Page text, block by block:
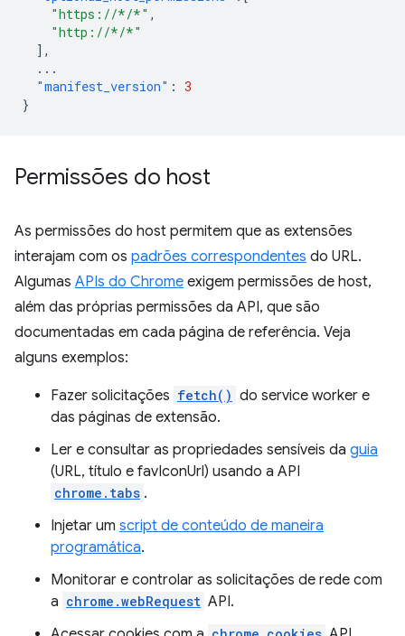
"https://*/*" ,
"http://*/*"
],
...
"manifest_version" : 3
}
Permissões do host
As permissões do host permitem que as extensões
interajam com os padrões correspondentes do URL.
Algumas APIs do Chrome exigem permissões de host,
além das próprias permissões da API, que são
documentadas em cada página de referência. Veja
alguns exemplos:
Fazer solicitações fetch() do service worker e
das páginas de extensão.
Ler e consultar as propriedades sensíveis da guia
(URL, título e favIconUrl) usando a API
chrome.tabs .
Injetar um script de conteúdo de maneira
programática.
Monitorar e controlar as solicitações de rede com
a chrome.webRequest API.